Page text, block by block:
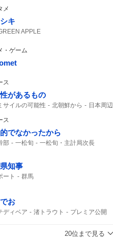
メ
キ
APPLE
・ゲーム
ス
があるもの
サイルの可能性 北朝鮮から
日本周辺
ミサイル
ス
でなかったから
部 一松旬
一松旬・主計局次長
知事
ート 群馬
お
ディベア 渚トラウト
プレミア公開
20位まで見る